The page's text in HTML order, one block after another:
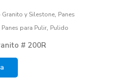
y Silestone, Panes
Panes para Pulir, Pulido
# 200R